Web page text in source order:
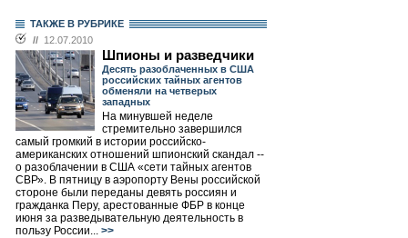
ТАКЖЕ В РУБРИКЕ
// 12.07.2010
Шпионы и разведчики
Десять разоблаченных в США
российских тайных агентов
обменяли на четверых
западных
На минувшей неделе
стремительно завершился
самый громкий в истории российско-
американских отношений шпионский скандал --
о разоблачении в США «сети тайных агентов
СВР». В пятницу в аэропорту Вены российской
стороне были переданы девять россиян и
гражданка Перу, арестованные ФБР в конце
июня за разведывательную деятельность в
пользу России... >>